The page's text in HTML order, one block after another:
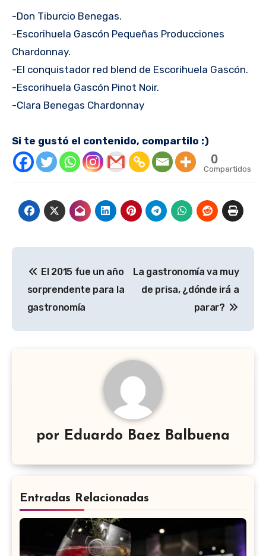
-Don Tiburcio Benegas.
-Escorihuela Gascón Pequeñas Producciones
Chardonnay.
-El conquistador red blend de Escorihuela Gascón.
-Escorihuela Gascón Pinot Noir.
-Clara Benegas Chardonnay
Si te gustó el contenido, compartilo :)
0
Compartidos
de
entradas
El 2015 fue un año
sorprendente para la
gastronomía
La gastronomía va muy
de prisa, ¿dónde irá a
parar?
por Eduardo Baez Balbuena
Entradas Relacionadas